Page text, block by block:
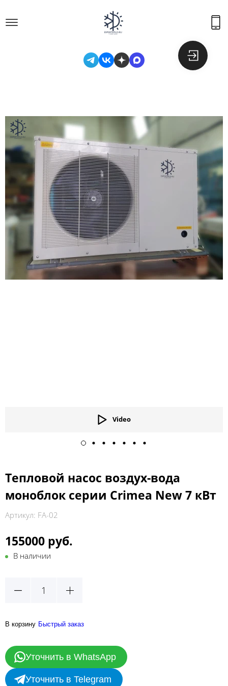
Video
Тепловой насос воздух-вода
моноблок серии Crimea New 7 кВт
Артикул: FA-02
155000 руб.
В наличии
В корзину Быстрый заказ
Уточнить в WhatsApp
Уточнить в Telegram